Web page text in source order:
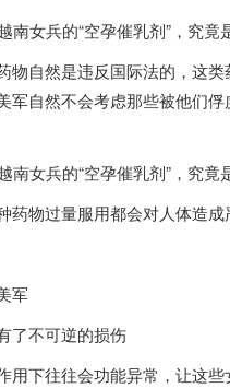
物自然是违反国际法的，这
军自然不会考虑那些被他们俘
药物过量服用都会对人体造
军
了不可逆的损伤
用下往往会功能异常，让这